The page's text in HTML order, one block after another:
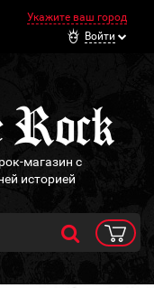
Укажите ваш город
Войти
магазин с
историей